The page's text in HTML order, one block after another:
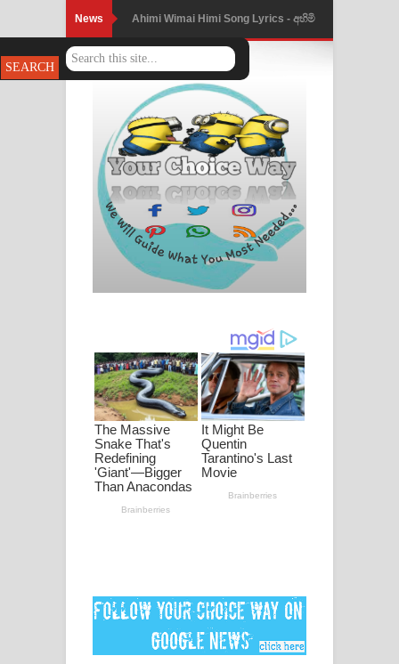
News Ahimi Wimai Himi Song Lyrics - අහිමි
විමයි හිමි ගීතයේ පද පෙළ
Mathaka Parana Song Lyrics - මතක
පාරනා ගීතයේ පද පෙළ
Nimnadhen Song Lyrics - නිම්නාදෙන්
ගීතයේ පද පෙළ
Obamai Mage Adare Song Lyrics -
ඔබමයි මගේ ආදරේ ගීතයේ පද පෙළ
ගීතයේ පද පෙළ
Ankeliya Song Lyrics - අංකෙළිය ගීතයේ
පද පෙළ
DEAR GOD Song Lyrics - ඩියර් ගෝඩ්
ගීතයේ පද පෙළ
Dai Dai Lyrics - Shakira, Burna Boy |
2026 football world cup song lyrics